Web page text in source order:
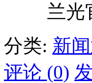
兰光官
分类: 新
评论 (0)